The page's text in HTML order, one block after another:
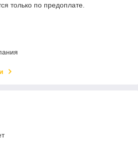
только по предоплате.